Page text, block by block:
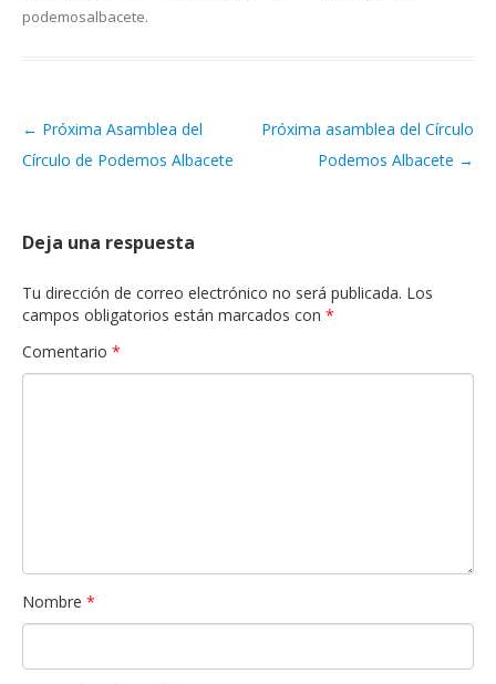
podemosalbacete.
Navegación de artículos
← Próxima Asamblea del
Círculo de Podemos Albacete
Próxima asamblea del Círculo
Podemos Albacete →
Deja una respuesta
Tu dirección de correo electrónico no será publicada. Los
campos obligatorios están marcados con *
Comentario *
Nombre *